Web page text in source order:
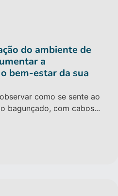
do ambiente de
a
bem-estar da sua
como se sente ao
bagunçado, com cabos...